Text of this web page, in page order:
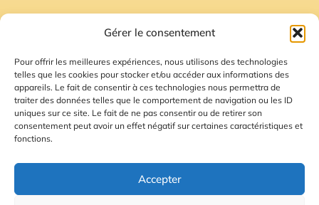
Gérer le consentement
Pour offrir les meilleures expériences, nous utilisons des technologies
telles que les cookies pour stocker et/ou accéder aux informations des
appareils. Le fait de consentir à ces technologies nous permettra de
traiter des données telles que le comportement de navigation ou les ID
uniques sur ce site. Le fait de ne pas consentir ou de retirer son
consentement peut avoir un effet négatif sur certaines caractéristiques et
fonctions.
Accepter
Mentions Légales
Plan du site
Gestion des Cookies